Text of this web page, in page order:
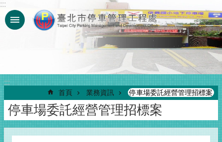
跳到主要內容區塊
:::
:::
首頁 業務資訊 停車場委託經營管理招標案
停車場委託經營管理招標案